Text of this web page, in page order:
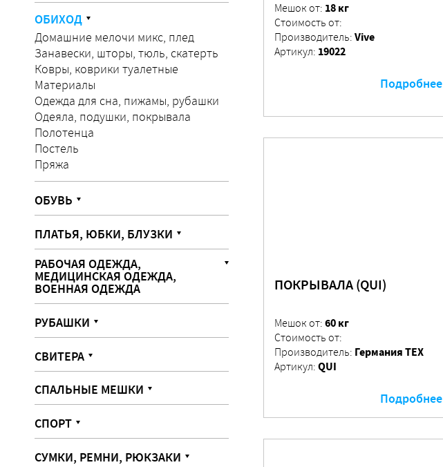
ОБИХОД
Домашние мелочи микс, плед
Занавески, шторы, тюль, скатерть
Ковры, коврики туалетные
Материалы
Одежда для сна, пижамы, рубашки
Одеяла, подушки, покрывала
Полотенца
Постель
Пряжа
ОБУВЬ
ПЛАТЬЯ, ЮБКИ, БЛУЗКИ
РАБОЧАЯ ОДЕЖДА,
МЕДИЦИНСКАЯ ОДЕЖДА,
ВОЕННАЯ ОДЕЖДА
РУБАШКИ
СВИТЕРА
СПАЛЬНЫЕ МЕШКИ
СПОРТ
СУМКИ, РЕМНИ, РЮКЗАКИ
Мешок от: 18 кг
Стоимость от:
Производитель: Vive
Артикул: 19022
Подробнее
ПОКРЫВАЛА (QUI)
Мешок от: 60 кг
Стоимость от:
Производитель: Германия ТЕХ
Артикул: QUI
Подробнее